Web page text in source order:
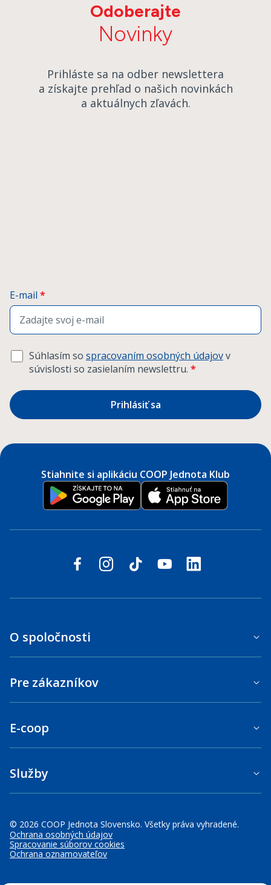
Odoberajte
Novinky
Prihláste sa na odber newslettera
a získajte prehľad o našich novinkách
a aktuálnych zľavách.
E-mail *
Súhlasím so spracovaním osobných údajovv
súvislosti so zasielaním newslettru. *
Prihlásiť sa
Stiahnite si aplikáciu COOP Jednota Klub
Sledujte nás na sociálnych sieťach
facebookinstagram
tiktok youtubelinkedin
© 2026 COOP Jednota Slovensko. Všetky práva vyhradené.
Ochrana osobných údajov
Spracovanie súborov cookies
Ochrana oznamovateľov
O spoločnosti
Pre zákazníkov
E-coop
Služby